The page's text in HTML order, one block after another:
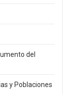
del
y Poblaciones